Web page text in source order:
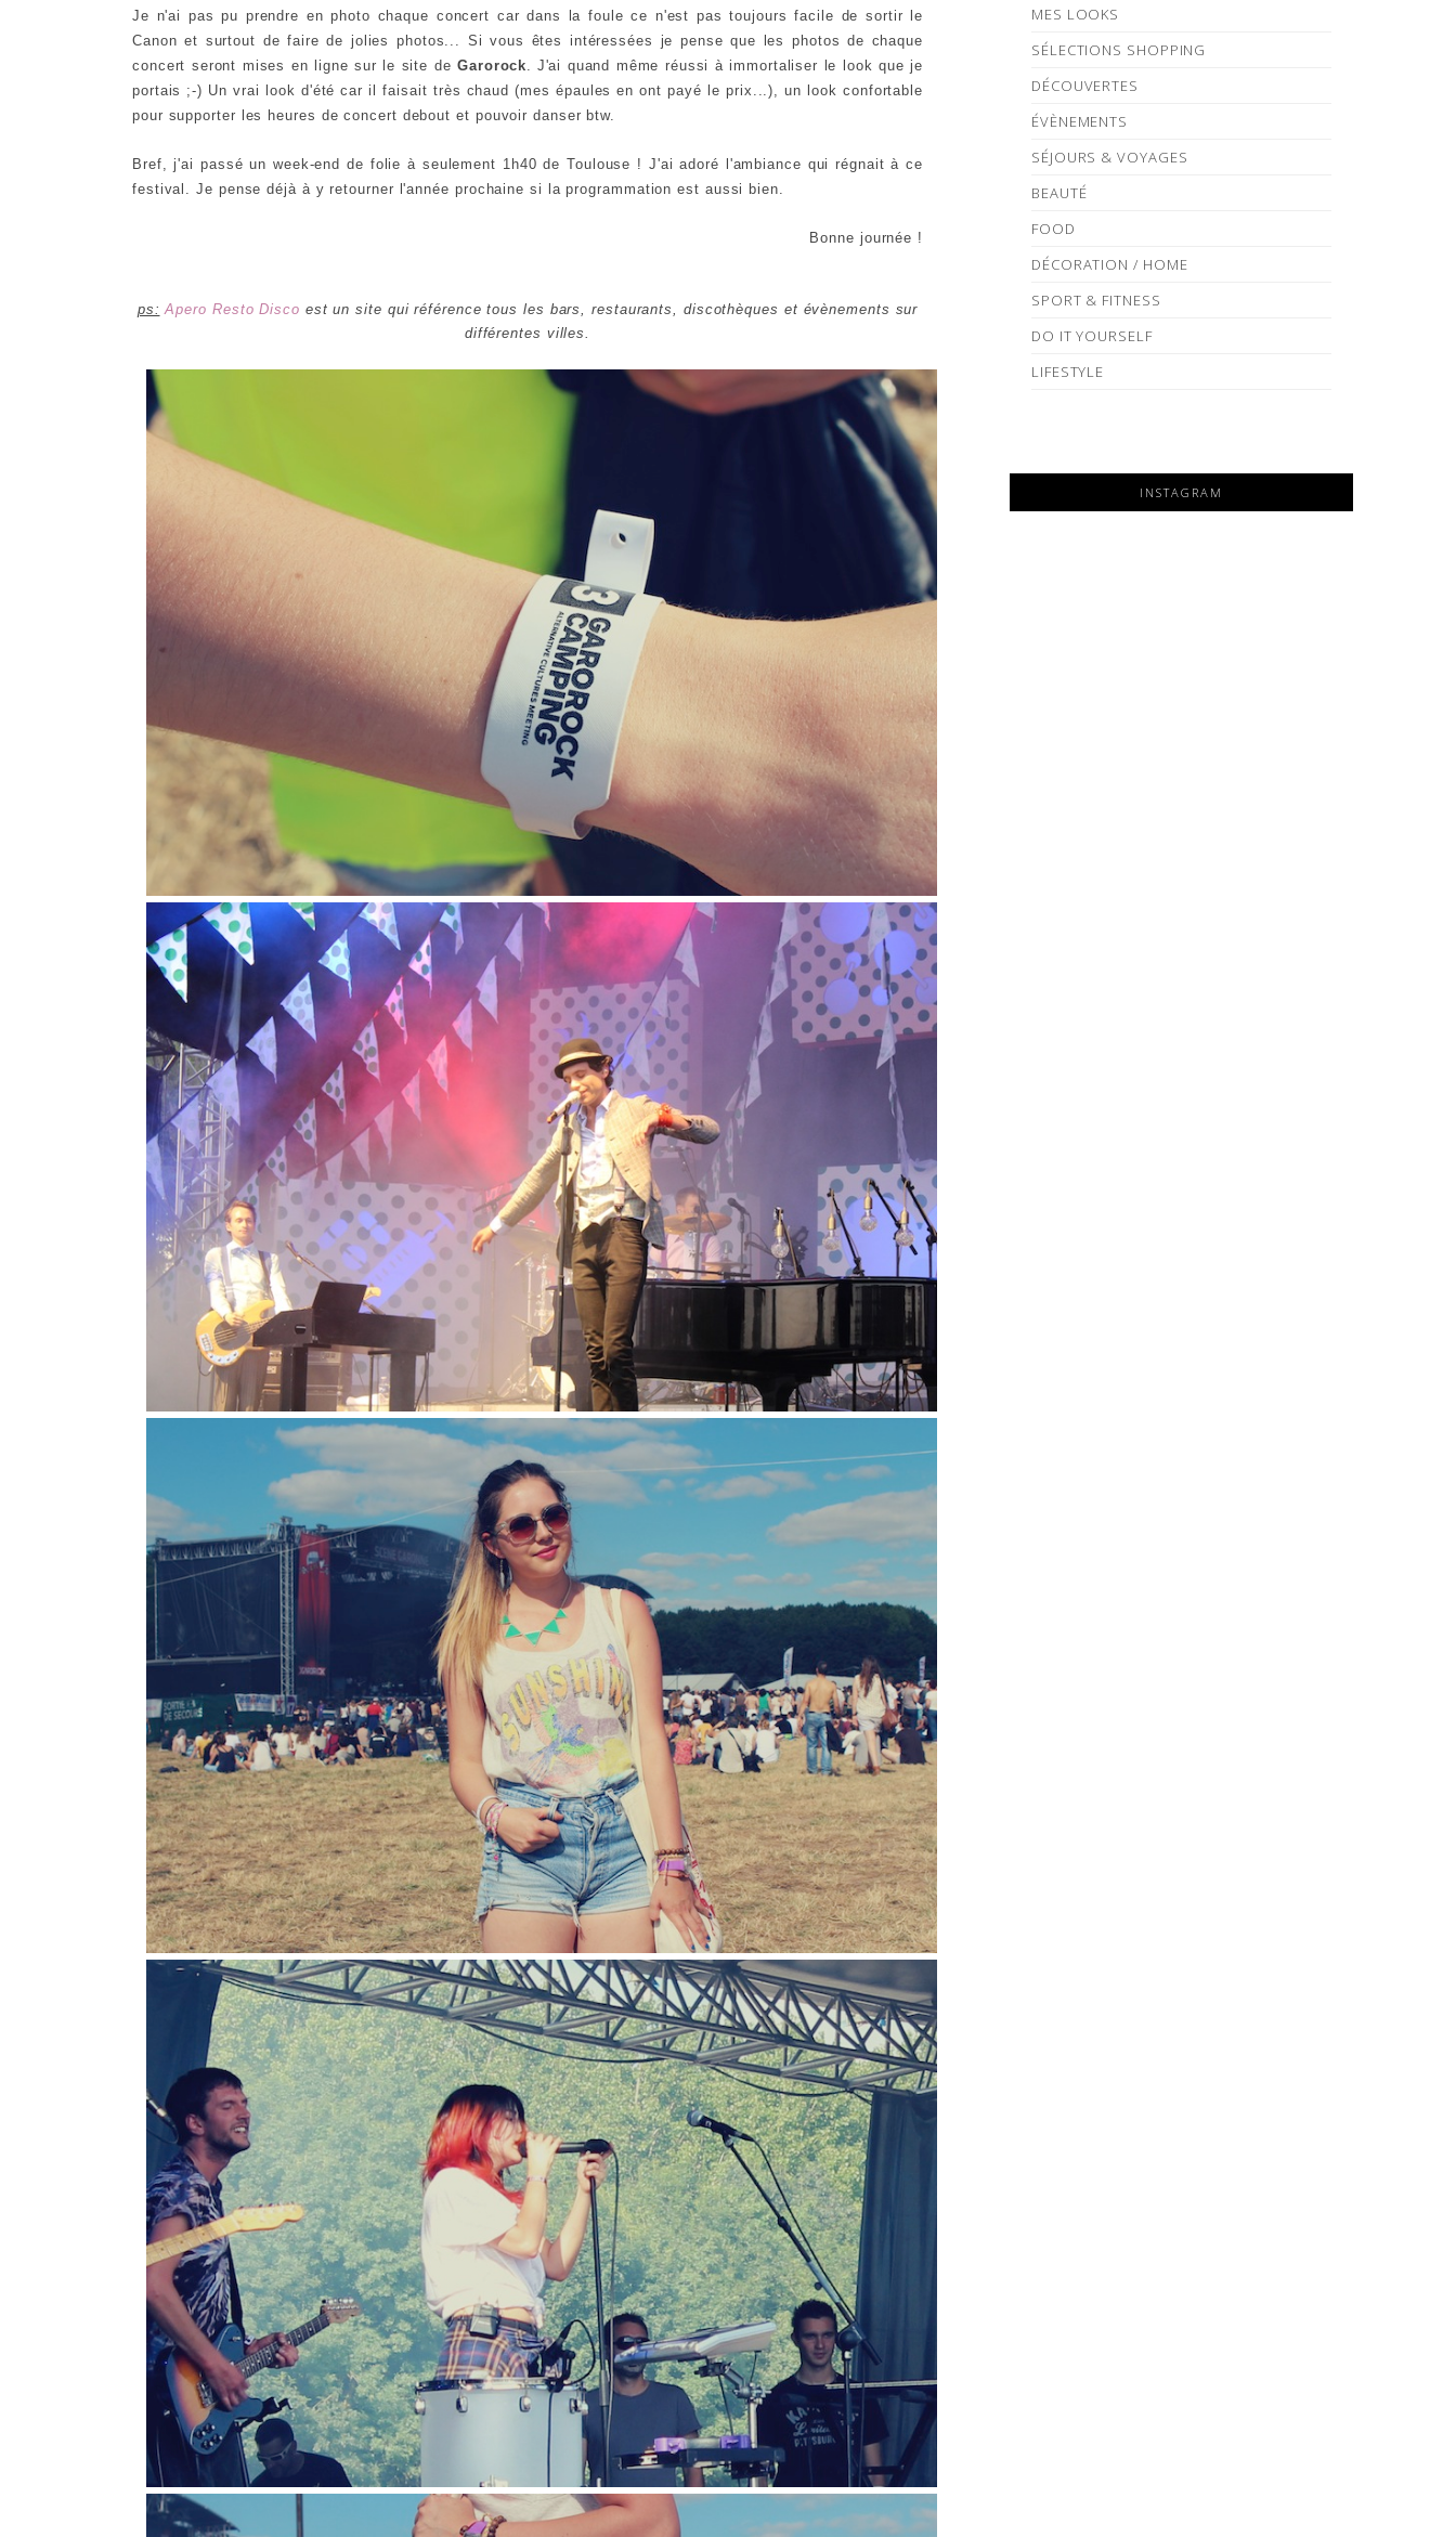
Je n'ai pas pu prendre en photo chaque concert car dans la foule ce n'est pas toujours facile de sortir le
Canon et surtout de faire de jolies photos... Si vous êtes intéressées je pense que les photos de chaque
concert seront mises en ligne sur le site de Garorock. J'ai quand même réussi à immortaliser le look que je
portais ;-) Un vrai look d'été car il faisait très chaud (mes épaules en ont payé le prix...), un look confortable
pour supporter les heures de concert debout et pouvoir danser btw.
Bref, j'ai passé un week-end de folie à seulement 1h40 de Toulouse ! J'ai adoré l'ambiance qui régnait à ce
festival. Je pense déjà à y retourner l'année prochaine si la programmation est aussi bien.
Bonne journée !
ps: Apero Resto Disco est un site qui référence tous les bars, restaurants, discothèques et évènements sur
différentes villes.
MES LOOKS
SÉLECTIONS SHOPPING
DÉCOUVERTES
ÉVÈNEMENTS
SÉJOURS & VOYAGES
BEAUTÉ
FOOD
DÉCORATION / HOME
SPORT & FITNESS
DO IT YOURSELF
LIFESTYLE
INSTAGRAM